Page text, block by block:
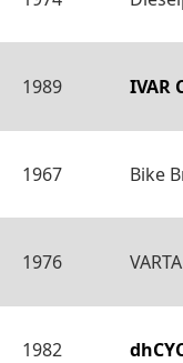
1989 IVAR
1967 Bike
1976
1982